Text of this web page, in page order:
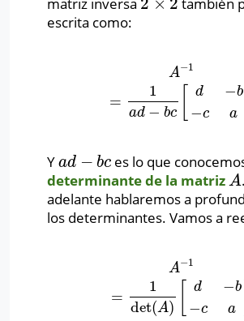
2 ×2
escrita como:
A−1
=
1
ad − bc
d
−c
−b
a
d−bc[
Y ad − bc
ad− bc
es lo que
determinante de la matriz A
A
adelante hablaremos a
los determinantes. Vamos a
A−1
=
1
det(A)
d
−c
−b
a
det(A)[